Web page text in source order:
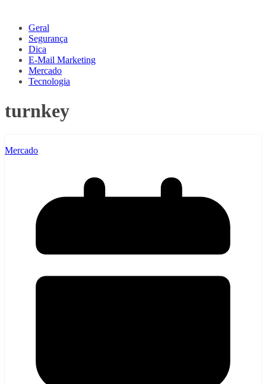
Geral
Segurança
Dica
E-Mail Marketing
Mercado
Tecnologia
turnkey
Mercado